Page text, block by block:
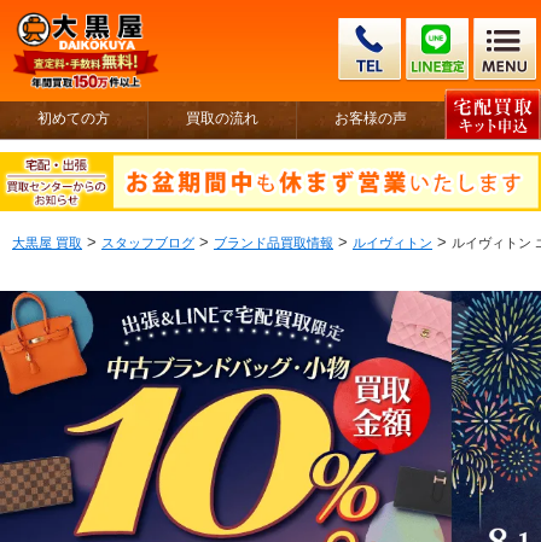
初めての方 買取の流れ お客様の声
大黒屋 買取 > スタッフブログ > ブランド品買取情報 > ルイヴィトン > ルイヴィトン